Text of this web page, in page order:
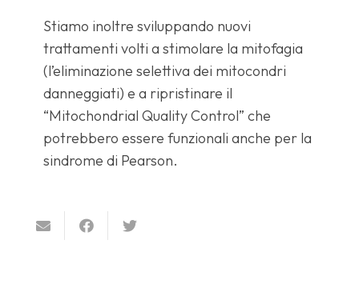
Stiamo inoltre sviluppando nuovi
trattamenti volti a stimolare la mitofagia
(l’eliminazione selettiva dei mitocondri
danneggiati) e a ripristinare il
“Mitochondrial Quality Control” che
potrebbero essere funzionali anche per la
sindrome di Pearson.